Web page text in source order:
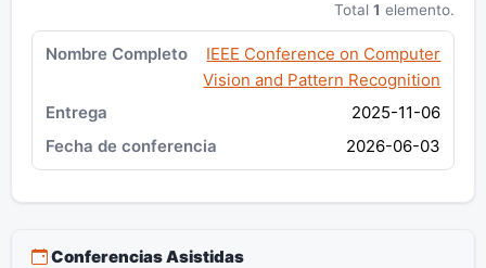
Total1 elemento.
IEEE Conference on Computer
Vision and Pattern Recognition
2025-11-06
2026-06-03
Conferencias Asistidas